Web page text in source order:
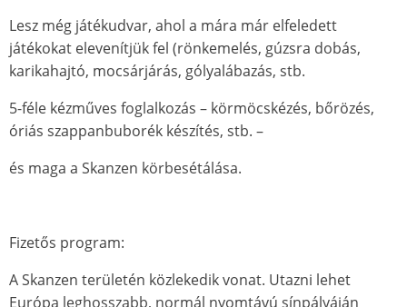
Lesz még játékudvar, ahol a mára már elfeledett
játékokat elevenítjük fel (rönkemelés, gúzsra dobás,
karikahajtó, mocsárjárás, gólyalábazás, stb.
5-féle kézműves foglalkozás – körmöcskézés, bőrözés,
óriás szappanbuborék készítés, stb. –
és maga a Skanzen körbesétálása.
Fizetős program:
A Skanzen területén közlekedik vonat. Utazni lehet
Európa leghosszabb, normál nyomtávú sínpályáján